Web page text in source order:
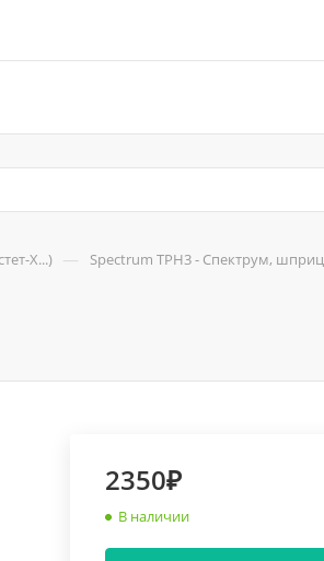
Х...) — Spectrum TPH3 - Спектрум,
2350₽
В наличии